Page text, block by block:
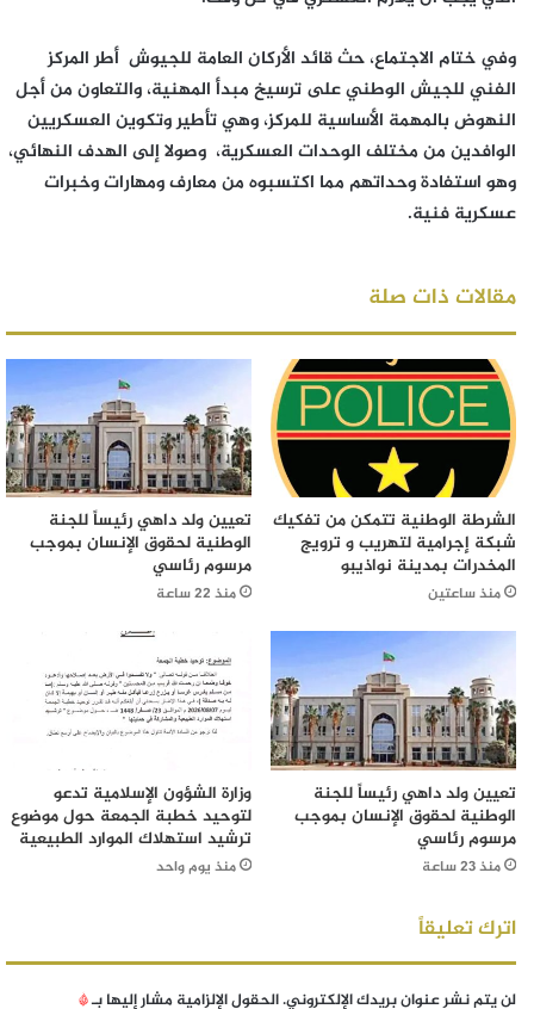
وفي ختام الاجتماع، حث قائد الأركان العامة للجيوش أطر المركز
الفني للجيش الوطني على ترسيخ مبدأ المهنية، والتعاون من أجل
النهوض بالمهمة الأساسية للمركز، وهي تأطير وتكوين العسكريين
الوافدين من مختلف الوحدات العسكرية، وصولا إلى الهدف النهائي،
وهو استفادة وحداتهم مما اكتسبوه من معارف ومهارات وخبرات
عسكرية فنية.
مقالات ذات صلة
الشرطة الوطنية تتمكن من تفكيك
شبكة إجرامية لتهريب و ترويج
المخدرات بمدينة نواذيبو
منذ ساعتين
تعيين ولد داهي رئيساً للجنة
الوطنية لحقوق الإنسان بموجب
مرسوم رئاسي
منذ 22 ساعة
تعيين ولد داهي رئيساً للجنة
الوطنية لحقوق الإنسان بموجب
مرسوم رئاسي
منذ 23 ساعة
وزارة الشؤون الإسلامية تدعو
لتوحيد خطبة الجمعة حول موضوع
ترشيد استهلاك الموارد الطبيعية
منذ يوم واحد
اترك تعليقاً
لن يتم نشر عنوان بريدك الإلكتروني.الحقول الإلزامية مشار إليها بـ*